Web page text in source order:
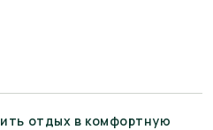
отдых в комфортную